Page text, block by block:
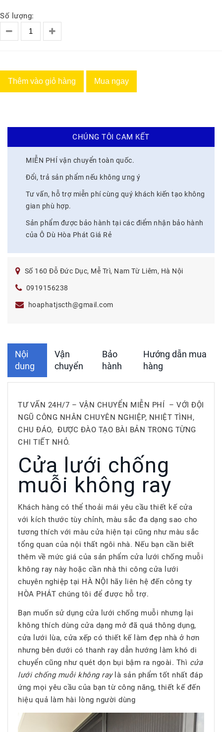
Số lượng:
Thêm vào giỏ hàng Mua ngay
CHÚNG TÔI CAM KẾT
MIỄN PHÍ vận chuyển toàn quốc.
Đổi, trả sản phẩm nếu không ưng ý
Tư vấn, hỗ trợ miễn phí cùng quý khách kiến tạo không
gian phù hợp.
Sản phẩm được bảo hành tại các điểm nhận bảo hành
của Ô Dù Hòa Phát Giá Rẻ
Số 160 Đỗ Đức Dục, Mễ Trì, Nam Từ Liêm, Hà Nội
0919156238
hoaphatjscth@gmail.com
Nội
dung
Vận
chuyển
Bảo
hành
Hướng dẫn mua
hàng
TƯ VẤN 24H/7 – VẬN CHUYỂN MIỄN PHÍ – VỚI ĐỘI
NGŨ CÔNG NHÂN CHUYÊN NGHIỆP, NHIỆT TÌNH,
CHU ĐÁO, ĐƯỢC ĐÀO TẠO BÀI BẢN TRONG TỪNG
CHI TIẾT NHỎ.
Cửa lưới chống
muỗi không ray
Khách hàng có thể thoải mái yêu cầu thiết kế cửa
với kích thước tùy chỉnh, màu sắc đa dạng sao cho
tương thích với màu cửa hiện tại cũng như màu sắc
tổng quan của nội thất ngôi nhà. Nếu bạn cần biết
thêm về mức giá của sản phẩm cửa lưới chống muỗi
không ray này hoặc cần nhà thi công cửa lưới
chuyên nghiệp tại HÀ NỘI hãy liên hệ đến công ty
HÒA PHÁT chúng tôi để được hỗ trợ.
Bạn muốn sử dụng cửa lưới chống muỗi nhưng lại
không thích dùng cửa dạng mở đã quá thông dụng,
cửa lưới lùa, cửa xếp có thiết kế làm đẹp nhà ở hơn
nhưng bên dưới có thanh ray dẫn hướng làm khó di
chuyển cũng như quét dọn bụi bậm ra ngoài. Thì cửa
lưới chống muỗi không raylà sản phẩm tốt nhất đáp
ứng mọi yêu cầu của bạn từ công năng, thiết kế đến
hiệu quả làm hài lòng người dùng